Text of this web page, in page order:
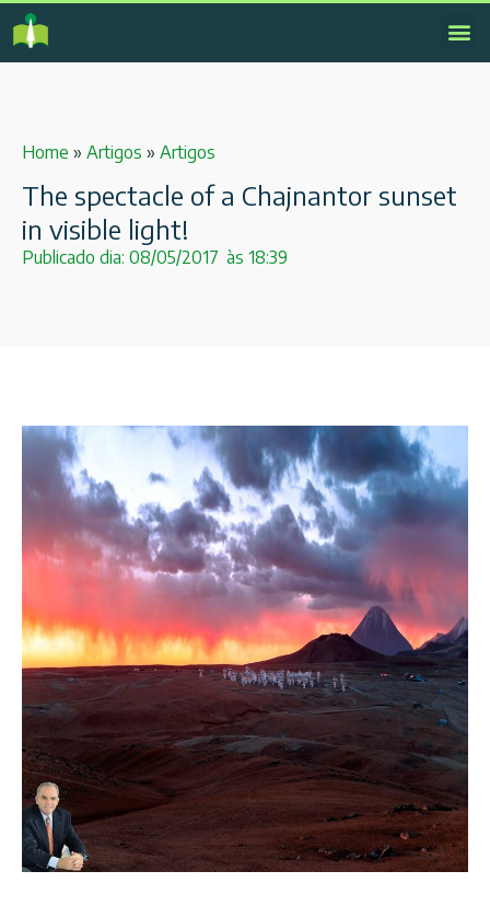
Home » Artigos » Artigos
The spectacle of a Chajnantor sunset
in visible light!
Publicado dia: 08/05/2017 às 18:39